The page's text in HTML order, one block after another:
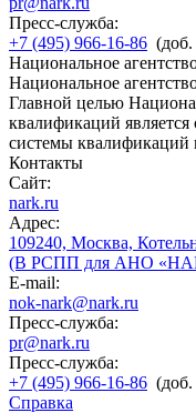
Пресс-служба:
+7 (495) 966-16-86
Национальное
Национальное
Главной целью
квалификаций
системы квалификаций
Контакты
Сайт:
nark.ru
Адрес:
109240, Москва,
(В РСПП для АНО
E-mail:
nok-nark@nark.ru
Пресс-служба:
pr@nark.ru
Пресс-служба:
+7 (495) 966-16-86
Справка